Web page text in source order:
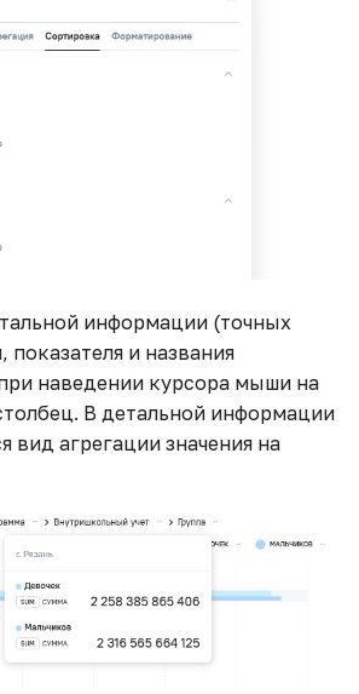
информации (точных
показателя и названия
наведении курсора мыши на
В детальной информации
вид агрегации значения на